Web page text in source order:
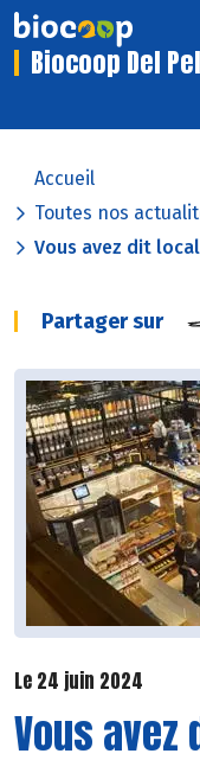
Biocoop Del
Accueil
Toutes nos
Vous avez dit
Partager sur
Le 24 juin 2024
Vous avez